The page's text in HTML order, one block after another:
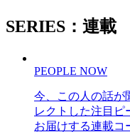
SERIES：連載
PEOPLE NOW
今、この人の話が
レクトした注目ピ
お届けする連載コ